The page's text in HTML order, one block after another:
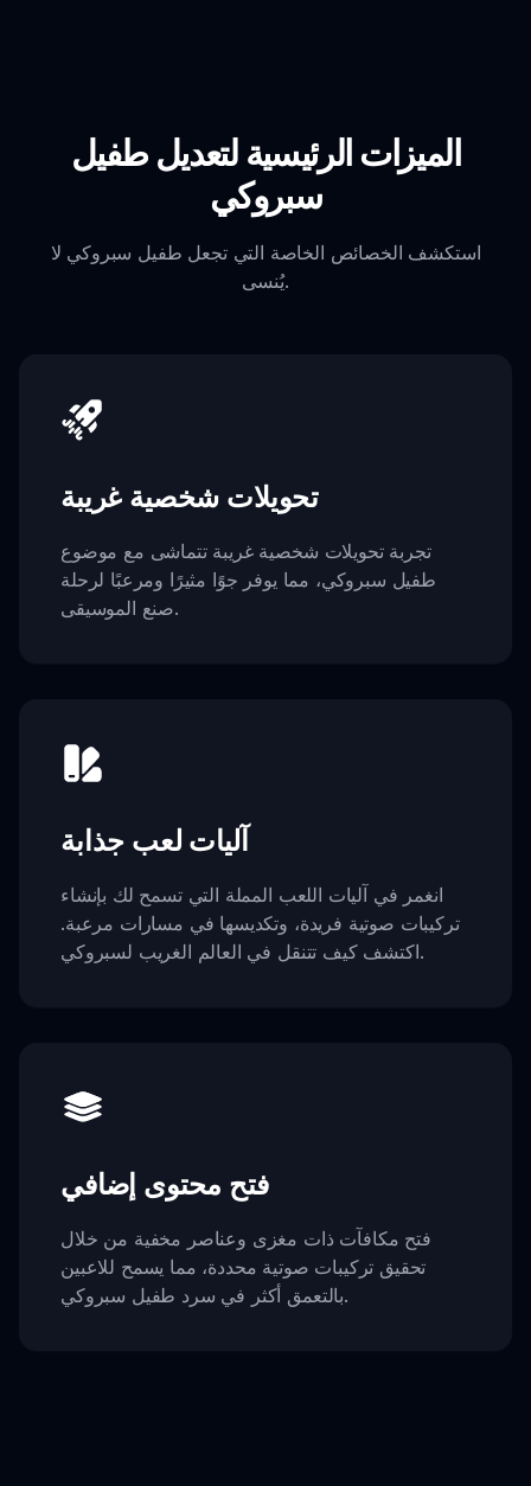
الميزات الرئيسية لتعديل طفيل
سبروكي
استكشف الخصائص الخاصة التي تجعل طفيل سبروكي لا
يُنسى.
تحويلات شخصية غريبة
تجربة تحويلات شخصية غريبة تتماشى مع موضوع
طفيل سبروكي، مما يوفر جوًا مثيرًا ومرعبًا لرحلة
صنع الموسيقى.
آليات لعب جذابة
انغمر في آليات اللعب المملة التي تسمح لك بإنشاء
تركيبات صوتية فريدة، وتكديسها في مسارات مرعبة.
اكتشف كيف تتنقل في العالم الغريب لسبروكي.
فتح محتوى إضافي
فتح مكافآت ذات مغزى وعناصر مخفية من خلال
تحقيق تركيبات صوتية محددة، مما يسمح للاعبين
بالتعمق أكثر في سرد طفيل سبروكي.